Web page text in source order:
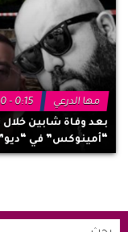
مها الدرعي
0:15 - 30 أغسطس 2021
بعد وفاة شابين خلال
“أمينوكس” في